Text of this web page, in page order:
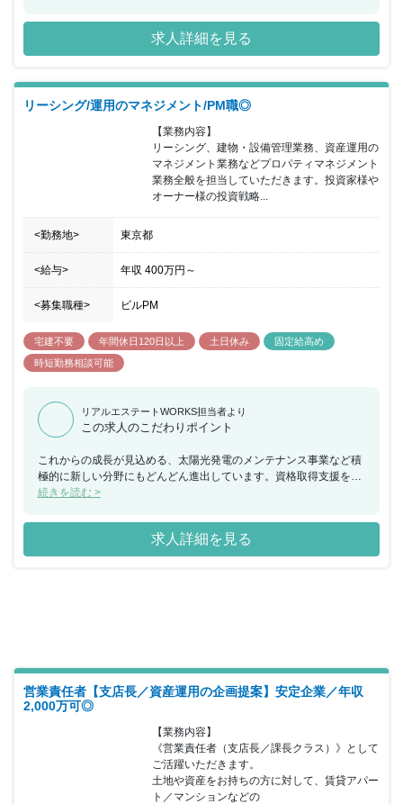
求人詳細を見る
リーシング/運用のマネジメント/PM職◎
【業務内容】
リーシング、建物・設備管理業務、資産運用の
マネジメント業務などプロパティマネジメント
業務全般を担当していただきます。投資家様や
オーナー様の投資戦略...
<勤務地> 東京都
<給与> 年収 400万円 ～
<募集職種> ビルPM
宅建不要 年間休日120日以上 土日休み
固定給高め
時短勤務相談可能
リアルエステートWORKS担当者より
この求人のこだわりポイント
これからの成長が見込める、太陽光発電のメンテナンス事業など積
極的に新しい分野にもどんどん進出しています。資格取得支援を目
的とした各種研修だけでなく大手グループ力を活かしたポジション
おります。また、透明性のある評価制度があり、ワークライフバラ
ンスの充実にも力を入れております。
続きを読む >
求人詳細を見る
営業責任者【支店長／資産運用の企画提案】安定企業／年収
2,000万可◎
【業務内容】
《営業責任者（支店長／課長クラス）》として
ご活躍いただきます。
土地や資産をお持ちの方に対して、賃貸アパー
ト／マンションなどの